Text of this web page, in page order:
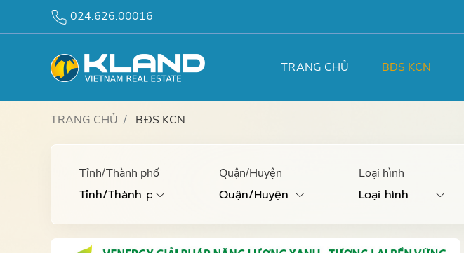
024.626.00016
TRANG CHỦ BĐS KCN
TRANG CHỦ BĐS KCN
Tỉnh/Thành phố Quận/Huyện Loại hình